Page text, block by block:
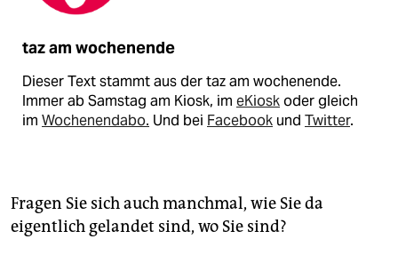
taz am wochenende
Dieser Text stammt aus der taz am wochenende.
Immer ab Samstag am Kiosk, im eKioskoder gleich
im Wochenendabo. Und bei Facebook und Twitter.
Fragen Sie sich auch manchmal, wie Sie da
eigentlich gelandet sind, wo Sie sind?